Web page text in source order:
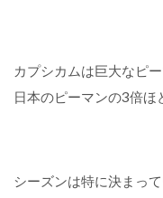
カプシカムは巨大なピー
日本のピーマンの3倍ほ
シーズンは特に決まっ